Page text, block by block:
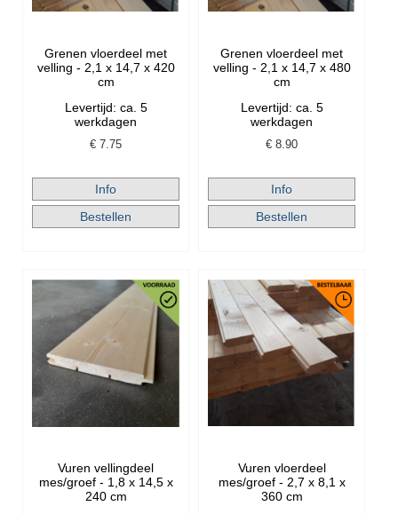
Grenen vloerdeel met
velling - 2,1 x 14,7 x 420
cm
Levertijd: ca. 5
werkdagen
€7.75
Grenen vloerdeel met
velling - 2,1 x 14,7 x 480
cm
Levertijd: ca. 5
werkdagen
€8.90
Vuren vellingdeel
mes/groef - 1,8 x 14,5 x
240 cm
Vuren vloerdeel
mes/groef - 2,7 x 8,1 x
360 cm